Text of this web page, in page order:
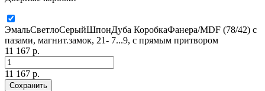
ЭмальСветлоСерыйШпонДуба КоробкаФанера/MDF (78/42) с
пазами, магнит.замок, 21- 7...9, с прямым притвором
11 167 р.
11 167 р.
Сохранить